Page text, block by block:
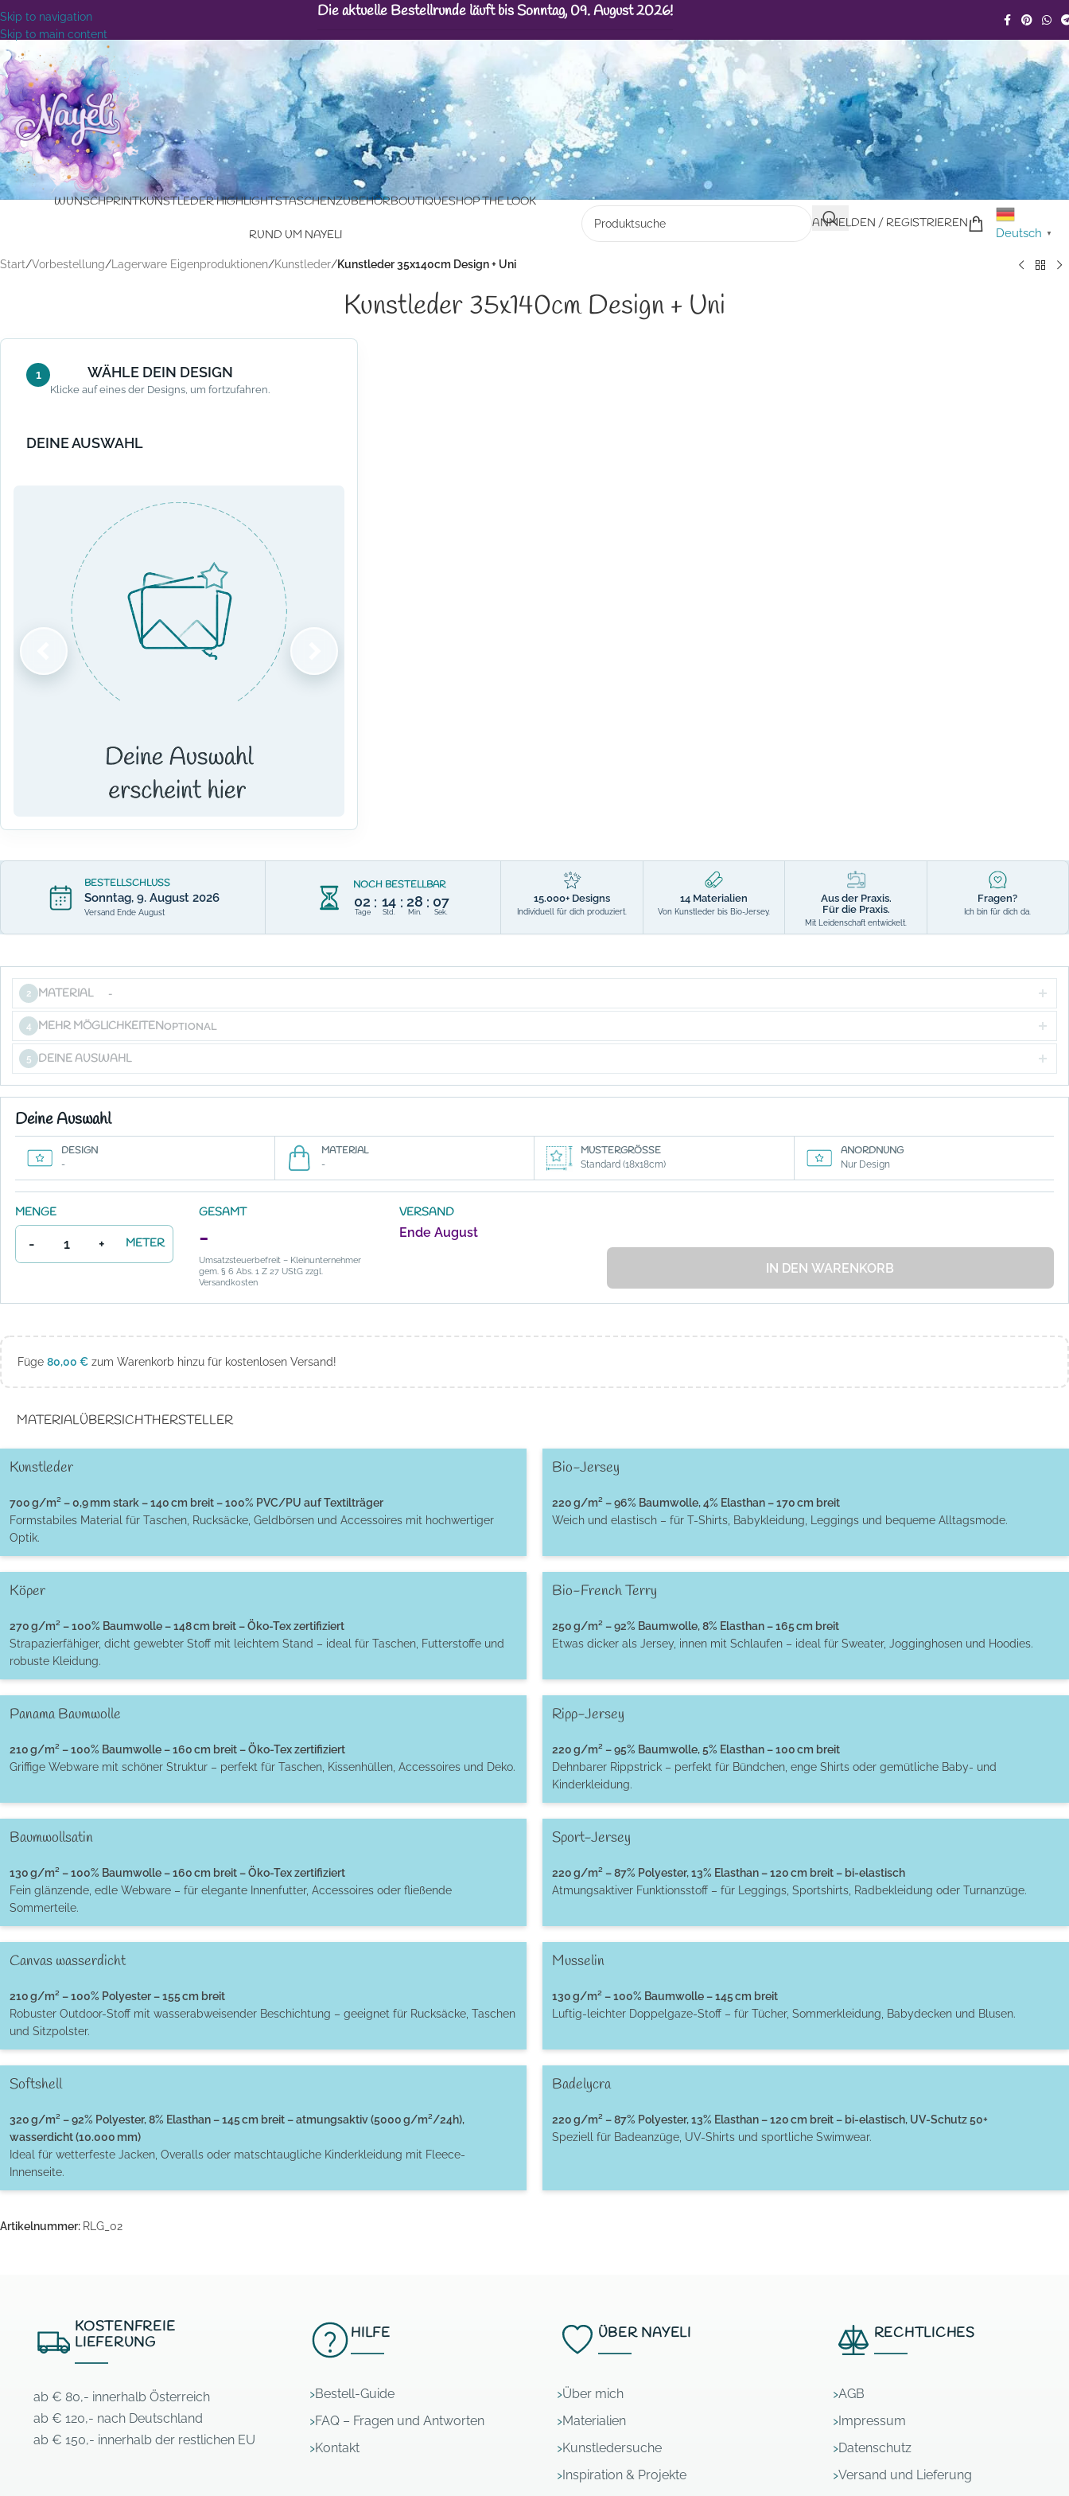
Skip to navigation
Skip to main content
Die aktuelle Bestellrunde läuft bis Sonntag, 09. August 2026!
WUNSCHPRINTKUNSTLEDER HIGHLIGHTSTASCHENZUBEHÖRBOUTIQUESHOP THE LOOK
RUND UM NAYELI
ANMELDEN / REGISTRIEREN
Deutsch ▼
Start/Vorbestellung/ Lagerware Eigenproduktionen/Kunstleder/Kunstleder 35x140cm Design + Uni
Kunstleder 35x140cm Design + Uni
1 WÄHLE DEIN DESIGN
Klicke auf eines der Designs, um fortzufahren.
DEINE AUSWAHL
BESTELLSCHLUSS
Sonntag, 9. August 2026
Versand Ende August
NOCH BESTELLBAR
02
Tage
: 14
Std.
: 28
Min.
: 06
Sek.
15.000+ Designs
Individuell für dich produziert.
14 Materialien
Von Kunstleder bis Bio-Jersey.
Aus der Praxis.
Für die Praxis.
Mit Leidenschaft entwickelt.
Fragen?
Ich bin für dich da.
2 MATERIAL -
4 MEHR MÖGLICHKEITENOPTIONAL
5 DEINE AUSWAHL
Deine Auswahl
DESIGN
-
MATERIAL
-
MUSTERGRÖSSE
Standard (18x18cm)
ANORDNUNG
Nur Design
MENGE
- + METER
GESAMT
-
Umsatzsteuerbefreit – Kleinunternehmer
gem. § 6 Abs. 1 Z 27 UStG zzgl.
Versandkosten
VERSAND
Ende August
IN DEN WARENKORB
Füge 80,00 € zum Warenkorb hinzu für kostenlosen Versand!
MATERIALÜBERSICHTHERSTELLER
Kunstleder
700 g/m² – 0,9 mm stark – 140 cm breit – 100% PVC/PU auf Textilträger
Formstabiles Material für Taschen, Rucksäcke, Geldbörsen und Accessoires mit hochwertiger
Optik.
Bio-Jersey
220 g/m² – 96% Baumwolle, 4% Elasthan – 170 cm breit
Weich und elastisch – für T-Shirts, Babykleidung, Leggings und bequeme Alltagsmode.
Köper
270 g/m² – 100% Baumwolle – 148 cm breit – Öko-Tex zertifiziert
Strapazierfähiger, dicht gewebter Stoff mit leichtem Stand – ideal für Taschen, Futterstoffe und
robuste Kleidung.
Bio-French Terry
250 g/m² – 92% Baumwolle, 8% Elasthan – 165 cm breit
Etwas dicker als Jersey, innen mit Schlaufen – ideal für Sweater, Jogginghosen und Hoodies.
Panama Baumwolle
210 g/m² – 100% Baumwolle – 160 cm breit – Öko-Tex zertifiziert
Griffige Webware mit schöner Struktur – perfekt für Taschen, Kissenhüllen, Accessoires und Deko.
Ripp-Jersey
220 g/m² – 95% Baumwolle, 5% Elasthan – 100 cm breit
Dehnbarer Rippstrick – perfekt für Bündchen, enge Shirts oder gemütliche Baby- und
Kinderkleidung.
Baumwollsatin
130 g/m² – 100% Baumwolle – 160 cm breit – Öko-Tex zertifiziert
Fein glänzende, edle Webware – für elegante Innenfutter, Accessoires oder fließende
Sommerteile.
Sport-Jersey
220 g/m² – 87% Polyester, 13% Elasthan – 120 cm breit – bi-elastisch
Atmungsaktiver Funktionsstoff – für Leggings, Sportshirts, Radbekleidung oder Turnanzüge.
Canvas wasserdicht
210 g/m² – 100% Polyester – 155 cm breit
Robuster Outdoor-Stoff mit wasserabweisender Beschichtung – geeignet für Rucksäcke, Taschen
und Sitzpolster.
Musselin
130 g/m² – 100% Baumwolle – 145 cm breit
Luftig-leichter Doppelgaze-Stoff – für Tücher, Sommerkleidung, Babydecken und Blusen.
Softshell
320 g/m² – 92% Polyester, 8% Elasthan – 145 cm breit – atmungsaktiv (5000 g/m²/24h),
wasserdicht (10.000 mm)
Ideal für wetterfeste Jacken, Overalls oder matschtaugliche Kinderkleidung mit Fleece-
Innenseite.
Badelycra
220 g/m² – 87% Polyester, 13% Elasthan – 120 cm breit – bi-elastisch, UV-Schutz 50+
Speziell für Badeanzüge, UV-Shirts und sportliche Swimwear.
Artikelnummer: RLG_02
KOSTENFREIE
LIEFERUNG
ab € 80,- innerhalb Österreich
ab € 120,- nach Deutschland
ab € 150,- innerhalb der restlichen EU
HILFE
Bestell-Guide
FAQ – Fragen und Antworten
Kontakt
ÜBER NAYELI
Über mich
Materialien
Kunstledersuche
Inspiration & Projekte
RECHTLICHES
AGB
Impressum
Datenschutz
Versand und Lieferung